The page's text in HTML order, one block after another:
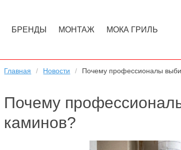
БРЕНДЫ МОНТАЖ МОКА ГРИЛЬ
Главная Новости Почему профессионалы
Почему
каминов?